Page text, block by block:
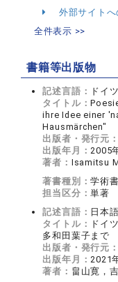
外部サイト
全件表示 >>
書籍等出版物
記述言語： ドイ
タイトル：
ihre Idee einer
Hausmärchen"
出版者・発行元：
出版年月：2005
著者： Isamitsu
著書種別：学術書
担当区分：単著
記述言語： 日本語
タイトル： ドイ
多和田葉子まで
出版者・発行元：
出版年月：2021
著者： 畠山寛，